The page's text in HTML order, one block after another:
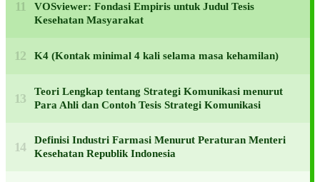
VOSviewer: Fondasi Empiris untuk Judul Tesis
Kesehatan Masyarakat
K4 (Kontak minimal 4 kali selama masa kehamilan)
Teori Lengkap tentang Strategi Komunikasi menurut
Para Ahli dan Contoh Tesis Strategi Komunikasi
Definisi Industri Farmasi Menurut Peraturan Menteri
Kesehatan Republik Indonesia